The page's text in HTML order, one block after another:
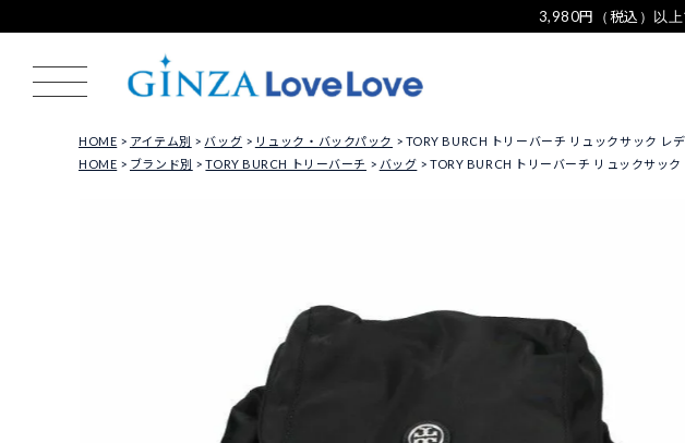
3,980円（税込）以
HOME アイテム別 バッグ リュック・バックパック
TORY BURCH トリーバーチ リュックサック レ
HOME
ブランド別 TORY BURCH トリーバーチ バッグ TORY BURCH トリーバーチ リュックサッ